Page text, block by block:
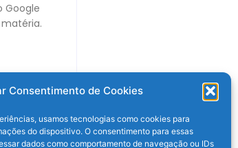
Consentimento de Cookies
usamos tecnologias como cookies para
do dispositivo. O consentimento para essas
dados como comportamento de navegação ou IDs
Google